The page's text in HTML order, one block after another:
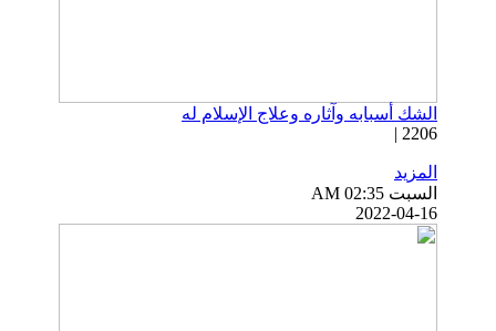
الشك أسبابه وآثاره وعلاج الإسلام له
2206 |
المزيد
السبت AM 02:35
2022-04-16